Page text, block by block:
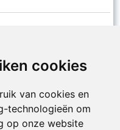
cookies
van cookies en
technologieën om
op onze website